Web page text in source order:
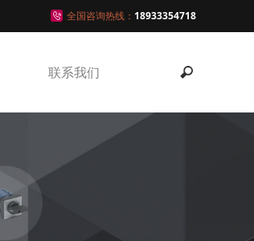
全国咨询热线： 18933354718
联系我们